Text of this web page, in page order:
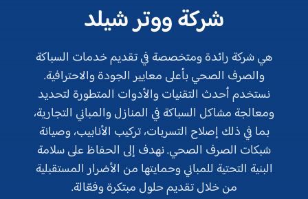
شركة ووتر شيلد
هي شركة رائدة ومتخصصة في تقديم خدمات السباكة
والصرف الصحي بأعلى معايير الجودة والاحترافية.
نستخدم أحدث التقنيات والأدوات المتطورة لتحديد
ومعالجة مشاكل السباكة في المنازل والمباني التجارية،
بما في ذلك إصلاح التسربات، تركيب الأنابيب، وصيانة
شبكات الصرف الصحي. نهدف إلى الحفاظ على سلامة
البنية التحتية للمباني وحمايتها من الأضرار المستقبلية
من خلال تقديم حلول مبتكرة وفعّالة.